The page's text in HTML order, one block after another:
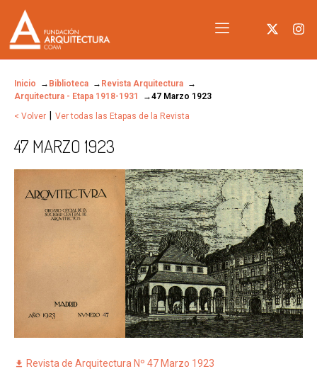
Inicio Biblioteca
Revista Arquitectura
Arquitectura - Etapa 1918-1931
47 Marzo 1923
< Volver | Ver todas las Etapas de la Revista
47 MARZO 1923
Revista de Arquitectura Nº 47 Marzo 1923